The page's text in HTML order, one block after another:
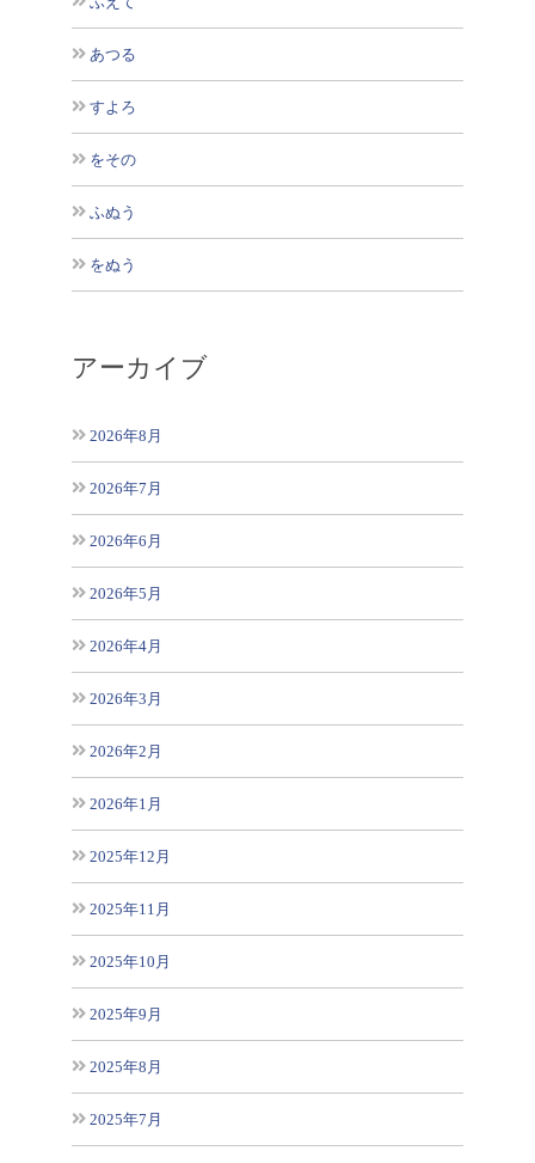
あつる
すよろ
をその
ふぬう
をぬう
アーカイブ
2026年8月
2026年7月
2026年6月
2026年5月
2026年4月
2026年3月
2026年2月
2026年1月
2025年12月
2025年11月
2025年10月
2025年9月
2025年8月
2025年7月